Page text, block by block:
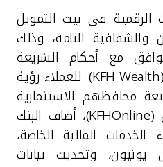
الرقمية في بيت التمويل
والشفافية التامة، وذلك
مع أحكام الشريعة
KFH Wealth
) للعملاء رؤية
محافظهم الاستثمارية
(KFHOnline)
، أضاف البنك
المالية الخاصة،
وتحديث بيانات